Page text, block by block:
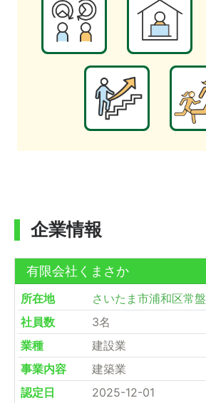
企業情報
有限会社くまさか
所在地
さいたま市浦和区常
社員数
3名
業種
建設業
事業内容
建築業
認定日
2025-12-01